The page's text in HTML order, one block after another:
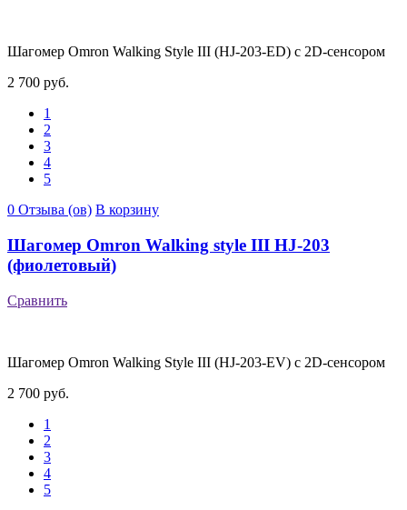
Шагомер Omron Walking Style III (HJ-203-ED) с 2D-сенсором
2 700 руб.
1
2
3
4
5
0 Отзыва (ов) В корзину
Шагомер Omron Walking style III HJ-203
(фиолетовый)
Сравнить
Шагомер Omron Walking Style III (HJ-203-EV) с 2D-сенсором
2 700 руб.
1
2
3
4
5